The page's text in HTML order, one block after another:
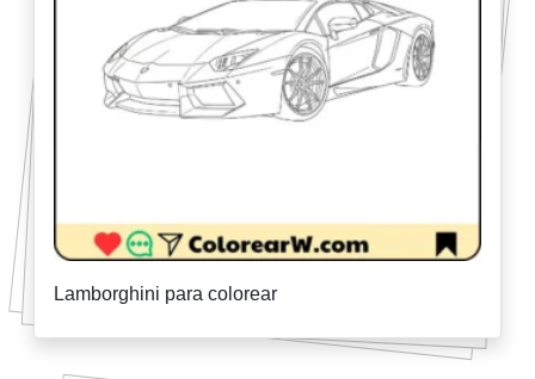
Lamborghini para colorear